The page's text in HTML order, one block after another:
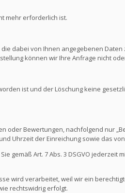
mehr erforderlich ist.
dabei von Ihnen angegebenen
können wir Ihre Anfrage nicht
ist und der Löschung keine
oder Bewertungen, nachfolgend nur
Uhrzeit der Einreichung sowie das
gemäß Art. 7 Abs. 3 DSGVO
wird verarbeitet, weil wir ein
rechtswidrig erfolgt.